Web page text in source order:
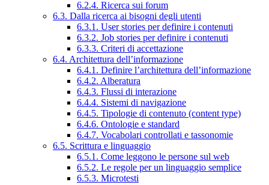
6.2.4. Ricerca sui forum
6.3. Dalla ricerca ai bisogni degli utenti
6.3.1. User stories per definire i contenuti
6.3.2. Job stories per definire i contenuti
6.3.3. Criteri di accettazione
6.4. Architettura dell’informazione
6.4.1. Definire l’architettura dell’informazione
6.4.2. Alberatura
6.4.3. Flussi di interazione
6.4.4. Sistemi di navigazione
6.4.5. Tipologie di contenuto (content type)
6.4.6. Ontologie e standard
6.4.7. Vocabolari controllati e tassonomie
6.5. Scrittura e linguaggio
6.5.1. Come leggono le persone sul web
6.5.2. Le regole per un linguaggio semplice
6.5.3. Microtesti